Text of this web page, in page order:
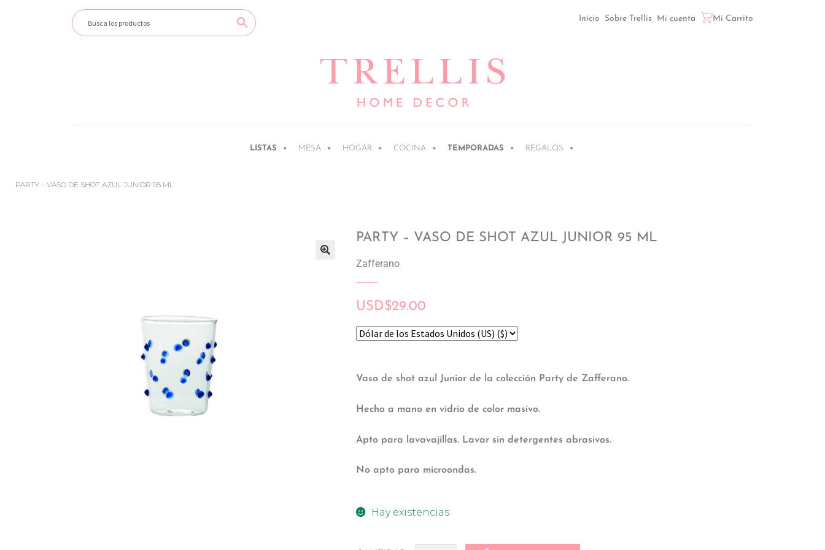
Inicio Sobre Trellis Mi cuenta Mi Carrito
LISTAS MESA HOGAR COCINA TEMPORADAS REGALOS
PARTY – VASO DE SHOT AZUL JUNIOR 95 ML
PARTY – VASO DE SHOT AZUL JUNIOR 95 ML
Zafferano
USD$29.00
Vaso de shot azul Junior de la colección Party de Zafferano.
Hecho a mano en vidrio de color masivo.
Apto para lavavajillas. Lavar sin detergentes abrasivos.
No apto para microondas.
Hay existencias